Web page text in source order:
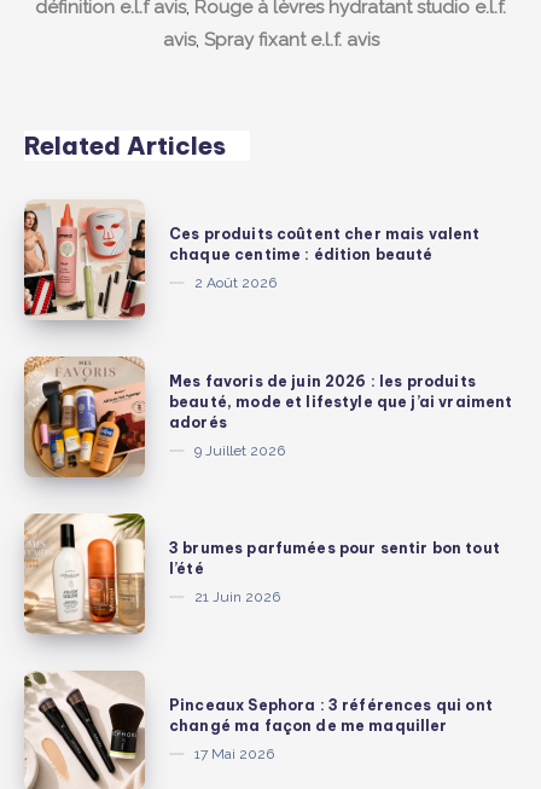
définition e.l.f avis, Rouge à lèvres hydratant studio e.l.f.
avis, Spray fixant e.l.f. avis
Related Articles
Ces
produits
coûtent
cher
mais
valent
chaque
centime
édition
beauté
Ces produits coûtent cher mais valent
chaque centime : édition beauté
2 Août 2026
Mes
favoris
de
juin
2026
:
les
produits
beauté,
mode
et
lifestyle
que
j’ai
Mes favoris de juin 2026 : les produits
beauté, mode et lifestyle que j’ai vraiment
adorés
9 Juillet 2026
3
brumes
parfumées
pour
sentir
bon
tout
l’été
3 brumes parfumées pour sentir bon tout
l’été
21 Juin 2026
Pinceaux
Sephora
:
3
Pinceaux Sephora : 3 références qui ont
changé ma façon de me maquiller
17 Mai 2026